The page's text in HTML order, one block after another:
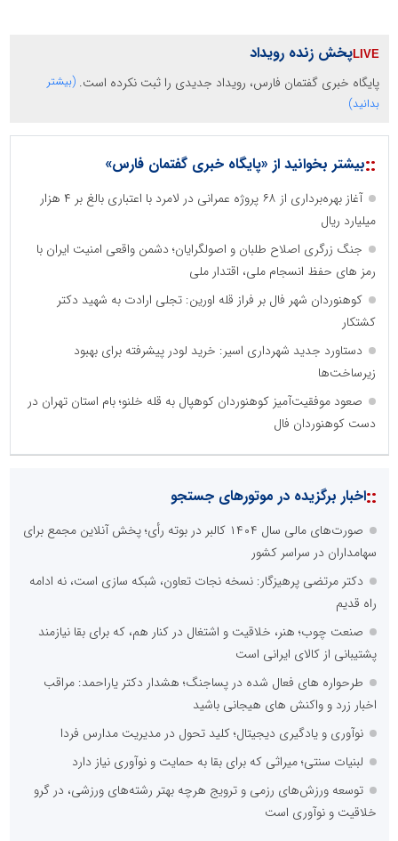
پخش زنده رویداد
پایگاه خبری گفتمان فارس، رویداد جدیدی را ثبت نکرده است. (بیشتر
بدانید)
::بیشتر بخوانید از «پایگاه خبری گفتمان فارس»
آغاز بهره‌برداری از ۶۸ پروژه عمرانی در لامرد با اعتباری بالغ بر ۴ هزار
میلیارد ریال
جنگ زرگری اصلاح طلبان و اصولگرایان؛ دشمن واقعی امنیت ایران با
رمز های حفظ انسجام ملی، اقتدار ملی
کوهنوردان شهر فال بر فراز قله اورین: تجلی ارادت به شهید دکتر
کشتکار
دستاورد جدید شهرداری اسیر: خرید لودر پیشرفته برای بهبود
زیرساخت‌ها
صعود موفقیت‌آمیز کوهنوردان کوهپال به قله خلنو؛ بام استان تهران در
دست کوهنوردان فال
::اخبار برگزیده در موتورهای جستجو
صورت‌های مالی سال ۱۴۰۴ کالبر در بوته رأی؛ پخش آنلاین مجمع برای
سهامداران در سراسر کشور
دکتر مرتضی پرهیزگار: نسخه نجات تعاون، شبکه سازی است، نه ادامه
راه قدیم
صنعت چوب؛ هنر، خلاقیت و اشتغال در کنار هم، که برای بقا نیازمند
پشتیبانی از کالای ایرانی است
طرحواره های فعال شده در پساجنگ؛ هشدار دکتر یاراحمد: مراقب
اخبار زرد و واکنش های هیجانی باشید
نوآوری و یادگیری دیجیتال؛ کلید تحول در مدیریت مدارس فردا
لبنیات سنتی؛ میراثی که برای بقا به حمایت و نوآوری نیاز دارد
توسعه ورزش‌های رزمی و ترویج هرچه بهتر رشته‌های ورزشی، در گرو
خلاقیت و نوآوری است